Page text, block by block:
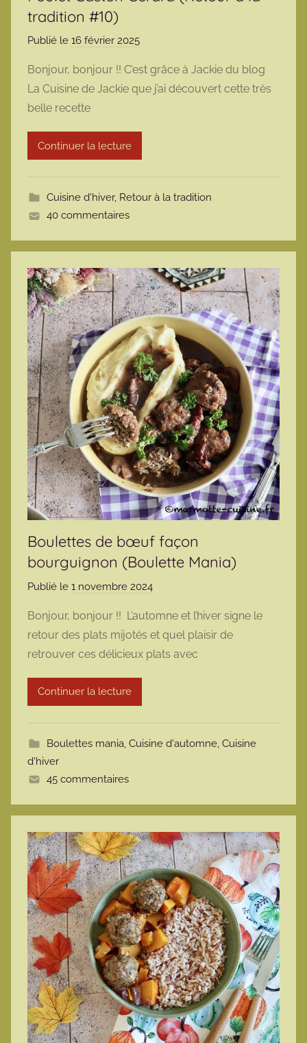
tradition #10)
Publié le 16 février 2025
r
m
r
t
Bonjour, bonjour !! C’est grâce à Jackie du blog
La Cuisine de Jackie que j’ai découvert cette très
belle recette
Continuer la lecture
Cuisine d'hiver, Retour à la tradition
40 commentaires
Boulettes de bœuf façon
bourguignon (Boulette Mania)
Publié le 1 novembre 2024
r
m
a
t
Bonjour, bonjour !! L’automne et l’hiver signe le
retour des plats mijotés et quel plaisir de
retrouver ces délicieux plats avec
Continuer la lecture
Boulettes mania, Cuisine d'automne, Cuisine
d'hiver
45 commentaires